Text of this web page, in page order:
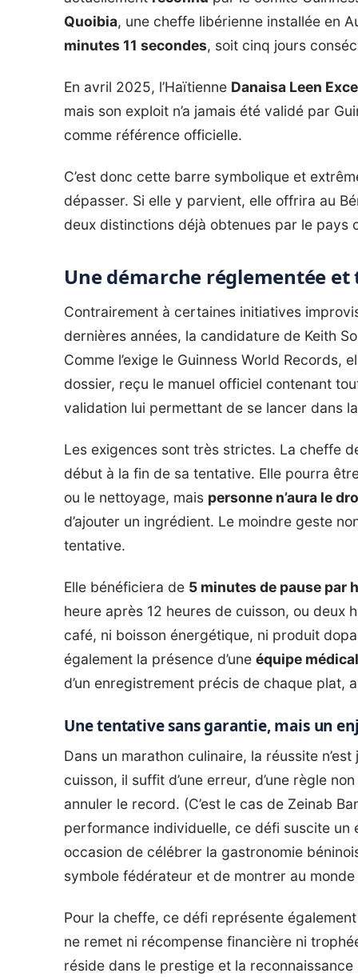
Quoibia, une cheffe libérienne installée en
minutes 11 secondes, soit cinq jours
En avril 2025, l’Haïtienne Danaisa Leen
mais son exploit n’a jamais été validé par
comme référence officielle.
C’est donc cette barre symbolique et
dépasser. Si elle y parvient, elle offrira au
deux distinctions déjà obtenues par le pays
Une démarche réglementée et
Contrairement à certaines initiatives
dernières années, la candidature de Keith
Comme l’exige le Guinness World Records,
dossier, reçu le manuel officiel contenant
validation lui permettant de se lancer dans
Les exigences sont très strictes. La cheffe
début à la fin de sa tentative. Elle pourra
ou le nettoyage, mais personne n’aura le
d’ajouter un ingrédient. Le moindre geste
tentative.
Elle bénéficiera de 5 minutes de pause par
heure après 12 heures de cuisson, ou deux
café, ni boisson énergétique, ni produit
également la présence d’une équipe
d’un enregistrement précis de chaque plat,
Une tentative sans garantie, mais un
Dans un marathon culinaire, la réussite
cuisson, il suffit d’une erreur, d’une règle
annuler le record. (C’est le cas de Zeinab
performance individuelle, ce défi suscite un
occasion de célébrer la gastronomie
symbole fédérateur et de montrer au
Pour la cheffe, ce défi représente
ne remet ni récompense financière ni
réside dans le prestige et la